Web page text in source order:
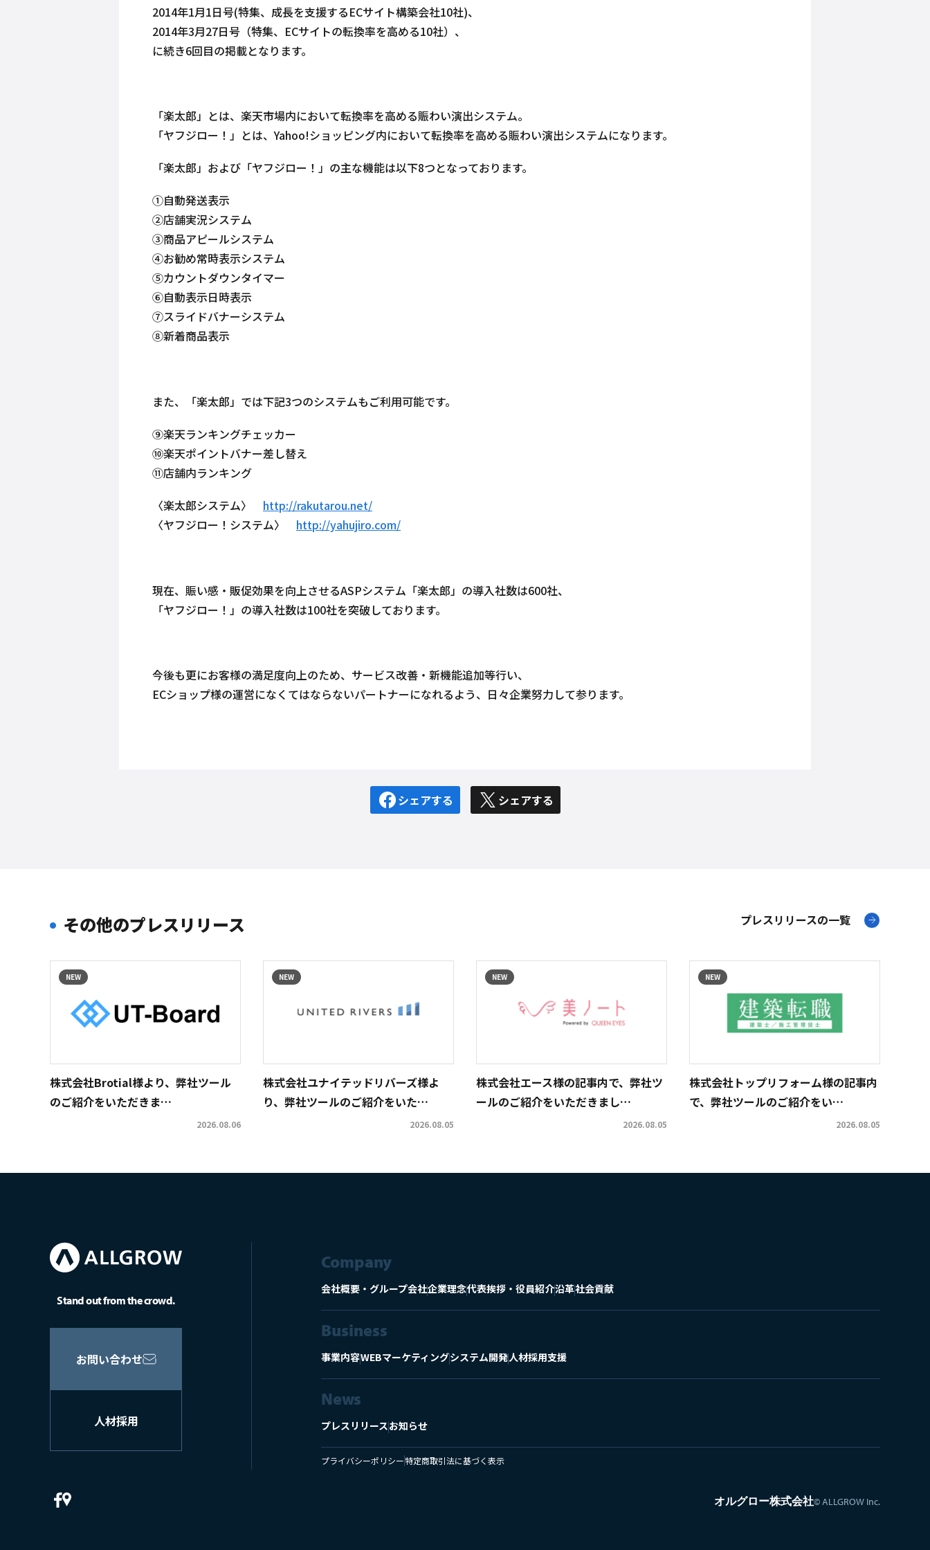
2014年1月1日号(特集、成長を支援するECサイト構築会社10社)、
2014年3月27日号（特集、ECサイトの転換率を高める10社）、
に続き6回目の掲載となります。
「楽太郎」とは、楽天市場内において転換率を高める賑わい演出システム。
「ヤフジロー！」とは、Yahoo!ショッピング内において転換率を高める賑わい演出システムになります。
「楽太郎」および「ヤフジロー！」の主な機能は以下8つとなっております。
①自動発送表示
②店舗実況システム
③商品アピールシステム
④お勧め常時表示システム
⑤カウントダウンタイマー
⑥自動表示日時表示
⑦スライドバナーシステム
⑧新着商品表示
また、「楽太郎」では下記3つのシステムもご利用可能です。
⑨楽天ランキングチェッカー
⑩楽天ポイントバナー差し替え
⑪店舗内ランキング
〈楽太郎システム〉 http://rakutarou.net/
〈ヤフジロー！システム〉 http://yahujiro.com/
現在、賑い感・販促効果を向上させるASPシステム「楽太郎」の導入社数は600社、
「ヤフジロー！」の導入社数は100社を突破しております。
今後も更にお客様の満足度向上のため、サービス改善・新機能追加等行い、
ECショップ様の運営になくてはならないパートナーになれるよう、日々企業努力して参ります。
シェアする シェアする
その他のプレスリリース プレスリリースの一覧
NEW
株式会社Brotial様より、弊社ツール
のご紹介をいただきま…
2026.08.06
NEW
株式会社ユナイテッドリバーズ様よ
り、弊社ツールのご紹介をいた…
2026.08.05
NEW
株式会社エース様の記事内で、弊社ツ
ールのご紹介をいただきまし…
2026.08.05
NEW
株式会社トップリフォーム様の記事内
で、弊社ツールのご紹介をい…
2026.08.05
Stand out from the crowd.
お問い合わせ
人材採用
Company
会社概要・グループ会社企業理念代表挨拶・役員紹介沿革社会貢献
Business
事業内容WEBマーケティングシステム開発人材採用支援
News
プレスリリースお知らせ
プライバシーポリシー特定商取引法に基づく表示
オルグロー株式会社© ALLGROW Inc.